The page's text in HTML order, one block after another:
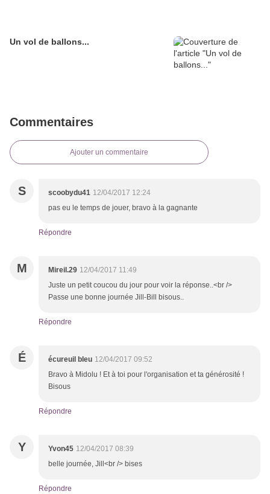
Un vol de ballons...
Commentaires
Ajouter un commentaire
S scoobydu41 12/04/2017 12:24
pas eu le temps de jouer, bravo à la gagnante
Répondre
M Mireil.29 12/04/2017 11:49
Juste un petit coucou du jour pour voir la réponse..<br />
Passe une bonne journée Jill-Bill bisous..
Répondre
É écureuil bleu 12/04/2017 09:52
Bravo à Midolu ! Et à toi pour l'organisation et ta générosité !
Bisous
Répondre
Y Yvon45 12/04/2017 08:39
belle journée, Jill<br /> bises
Répondre